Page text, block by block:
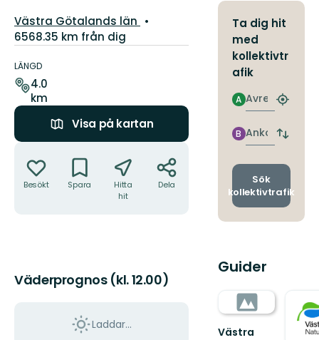
Län:
Västra Götalands län
6568.35 km från dig
om
leden
LÄNGD
4.0
km
Visa på kartan
Besökt Spara
Hitta
hit
Dela
Väderprognos (kl. 12.00)
Laddar...
Ta dig hit
med
kollektivtr
afik
Avresa
A
Hitta
Ankomst
B
Byt
och
Sök
kollektivtrafik
Guider
Västra